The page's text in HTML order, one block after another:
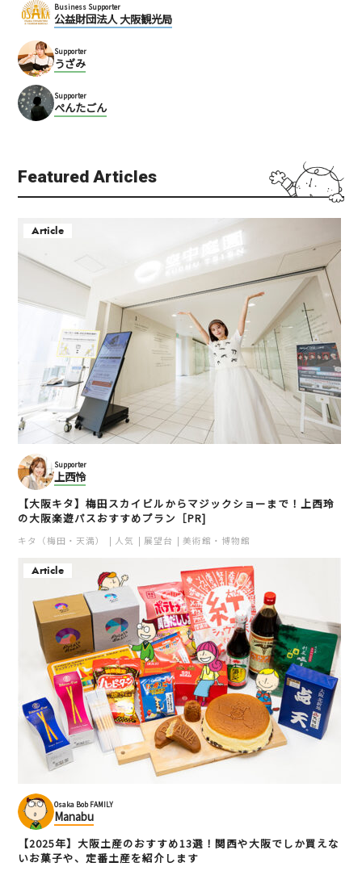
Business Supporter
公益財団法人 大阪観光局
Supporter
うざみ
Supporter
ぺんたごん
Featured Articles
Article
Supporter
上西怜
【大阪キタ】梅田スカイビルからマジックショーまで！上西玲
の大阪楽遊パスおすすめプラン［PR]
キタ（梅田・天満） 人気 展望台 美術館・博物館
Article
Osaka Bob FAMILY
Manabu
【2025年】大阪土産のおすすめ13選！関西や大阪でしか買えな
いお菓子や、定番土産を紹介します